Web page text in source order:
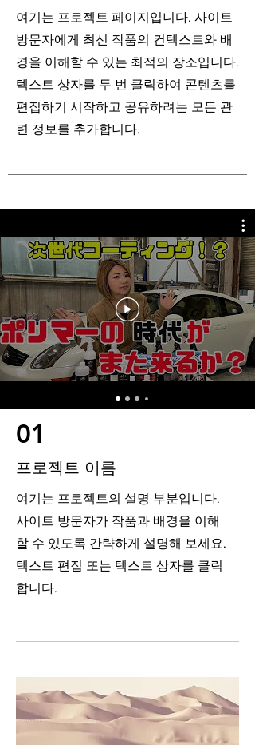
여기는 프로젝트 페이지입니다. 사이트
방문자에게 최신 작품의 컨텍스트와 배
경을 이해할 수 있는 최적의 장소입니다.
텍스트 상자를 두 번 클릭하여 콘텐츠를
편집하기 시작하고 공유하려는 모든 관
련 정보를 추가합니다.
01
프로젝트 이름
여기는 프로젝트의 설명 부분입니다.
사이트 방문자가 작품과 배경을 이해
할 수 있도록 간략하게 설명해 보세요.
텍스트 편집 또는 텍스트 상자를 클릭
합니다.